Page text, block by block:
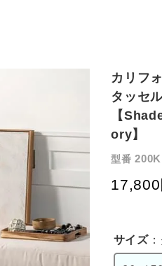
カリフ
タッセ
【
ory】
型番
17,800
サイズ：